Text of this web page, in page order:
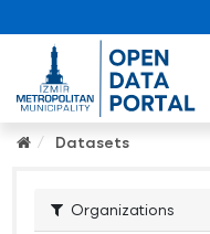
Datasets
Organizations